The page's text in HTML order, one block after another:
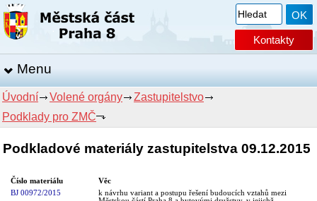
Kontakty
Menu
Úvodní Volené orgány
Zastupitelstvo
Podklady pro ZMČ
Podkladové materiály zastupitelstva 09.12.2015